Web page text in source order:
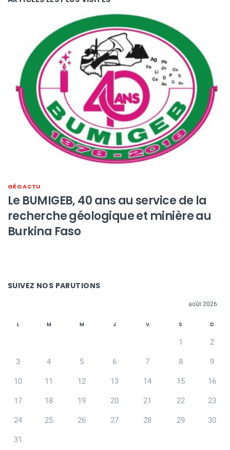
GÉO ACTU
Le BUMIGEB, 40 ans au service de la
recherche géologique et minière au
Burkina Faso
SUIVEZ NOS PARUTIONS
août 2026
L M M J V S D
1 2
3 4 5 6 7 8 9
10 11 12 13 14 15 16
17 18 19 20 21 22 23
24 25 26 27 28 29 30
31